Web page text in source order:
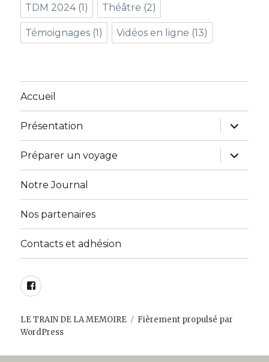
TDM 2024(1) Théâtre (2)
Témoignages (1) Vidéos en ligne (13)
Accueil
Présentation
ouvrir
le
sous-
menu
Préparer un voyage
ouvrir
le
sous-
Notre Journal
Nos partenaires
Contacts et adhésion
Facebook
LE TRAIN DE LA MEMOIRE
Fièrement propulsé par
WordPress